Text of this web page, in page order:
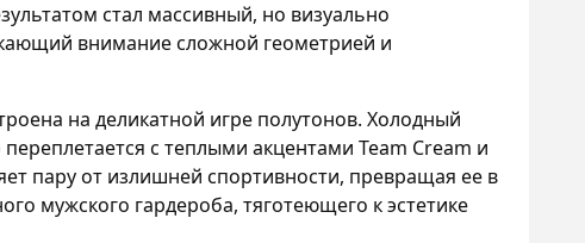
стал массивный, но визуально
внимание сложной геометрией и
на деликатной игре полутонов. Холодный
с теплыми акцентами Team Cream и
пару от излишней спортивности, превращая ее в
мужского гардероба, тяготеющего к эстетике